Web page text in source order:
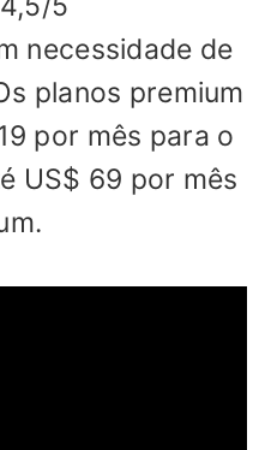
necessidade de
planos premium
por mês para o
US$ 69 por mês